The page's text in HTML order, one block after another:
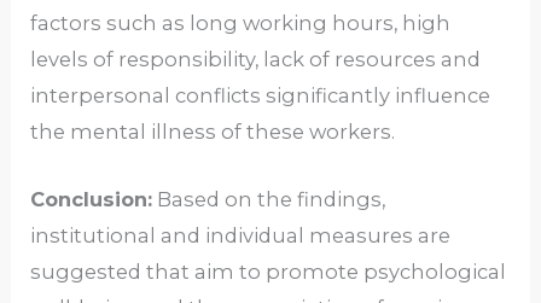
factors such as long working hours, high
levels of responsibility, lack of resources and
interpersonal conflicts significantly influence
the mental illness of these workers.
Conclusion: Based on the findings,
institutional and individual measures are
suggested that aim to promote psychological